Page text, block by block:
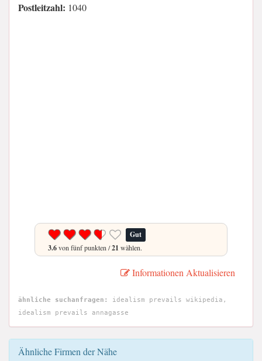
Postleitzahl: 1040
Gut
3.6von fünf punkten /21 wählen.
Informationen Aktualisieren
ähnliche suchanfragen:
idealism prevails wikipedia,
idealism prevails annagasse
Ähnliche Firmen der Nähe